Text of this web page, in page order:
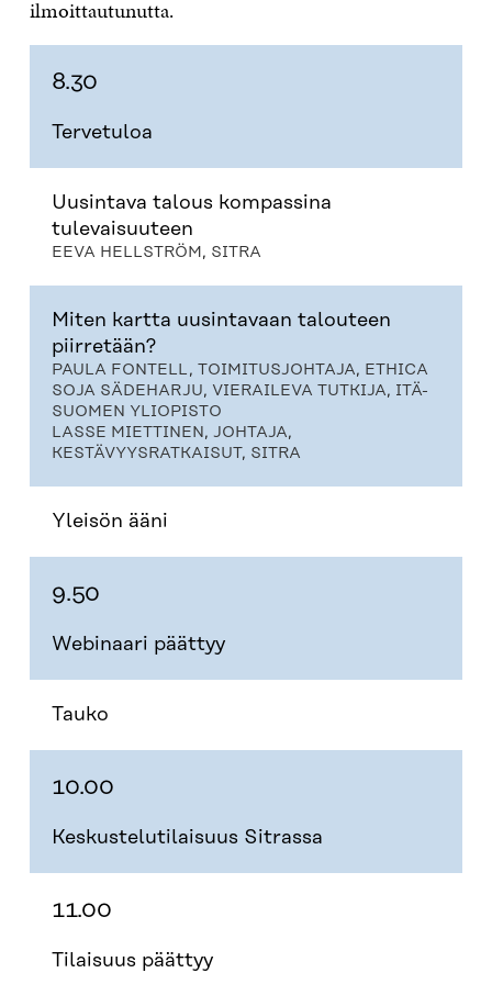
ilmoittautunutta.
8.30
Tervetuloa
Uusintava talous kompassina
tulevaisuuteen
EEVA HELLSTRÖM, SITRA
Miten kartta uusintavaan talouteen
piirretään?
PAULA FONTELL, TOIMITUSJOHTAJA, ETHICA
SOJA SÄDEHARJU, VIERAILEVA TUTKIJA, ITÄ-
SUOMEN YLIOPISTO
LASSE MIETTINEN, JOHTAJA,
KESTÄVYYSRATKAISUT, SITRA
Yleisön ääni
9.50
Webinaari päättyy
Tauko
10.00
Keskustelutilaisuus Sitrassa
11.00
Tilaisuus päättyy